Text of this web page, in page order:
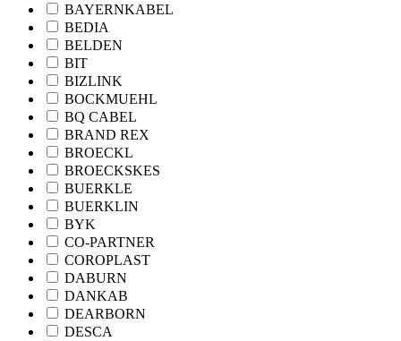
BAYERNKABEL
BEDIA
BELDEN
BIT
BIZLINK
BOCKMUEHL
BQ CABEL
BRAND REX
BROECKL
BROECKSKES
BUERKLE
BUERKLIN
BYK
CO-PARTNER
COROPLAST
DABURN
DANKAB
DEARBORN
DESCA